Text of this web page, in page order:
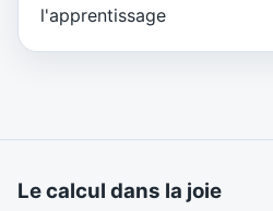
l'apprentissage
Le calcul dans la joie